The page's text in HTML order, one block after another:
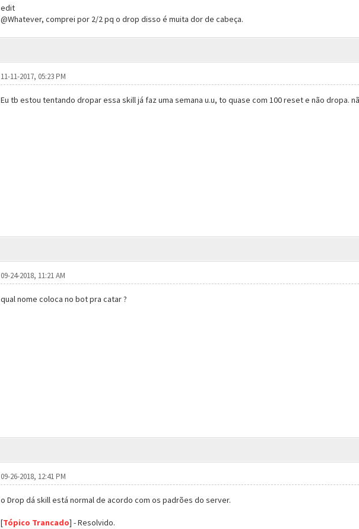
edit
@Whatever, comprei por 2/2 pq o drop disso é muita dor de cabeça.
11-11-2017, 05:23 PM
Eu tb estou tentando dropar essa skill já faz uma semana u.u, to quase com 100 reset e não dropa.
09-24-2018, 11:21 AM
qual nome coloca no bot pra catar ?
09-26-2018, 12:41 PM
o Drop dá skill está normal de acordo com os padrões do server.
[Tópico Trancado] - Resolvido.